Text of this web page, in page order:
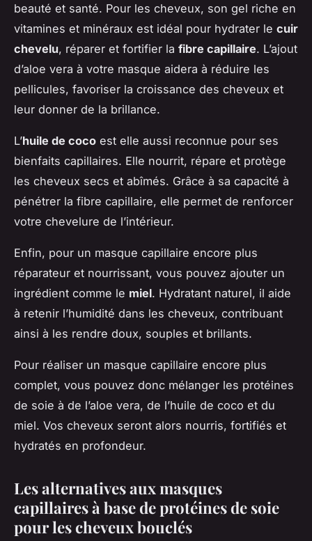
beauté et santé. Pour les cheveux, son gel riche en
vitamines et minéraux est idéal pour hydrater le cuir
chevelu, réparer et fortifier la fibre capillaire. L’ajout
d’aloe vera à votre masque aidera à réduire les
pellicules, favoriser la croissance des cheveux et
leur donner de la brillance.
L’huile de coco est elle aussi reconnue pour ses
bienfaits capillaires. Elle nourrit, répare et protège
les cheveux secs et abîmés. Grâce à sa capacité à
pénétrer la fibre capillaire, elle permet de renforcer
votre chevelure de l’intérieur.
Enfin, pour un masque capillaire encore plus
réparateur et nourrissant, vous pouvez ajouter un
ingrédient comme le miel. Hydratant naturel, il aide
à retenir l’humidité dans les cheveux, contribuant
ainsi à les rendre doux, souples et brillants.
Pour réaliser un masque capillaire encore plus
complet, vous pouvez donc mélanger les protéines
de soie à de l’aloe vera, de l’huile de coco et du
miel. Vos cheveux seront alors nourris, fortifiés et
hydratés en profondeur.
Les alternatives aux masques
capillaires à base de protéines de soie
pour les cheveux bouclés